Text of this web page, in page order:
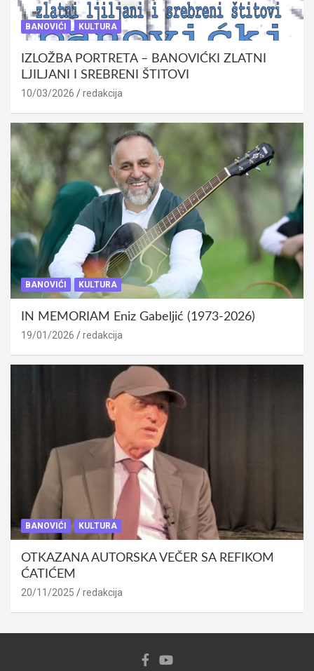
BANOVIĆI KULTURA
IZLOŽBA PORTRETA – BANOVIĆKI ZLATNI
LJILJANI I SREBRENI ŠTITOVI
10/03/2026 redakcija
BANOVIĆI KULTURA
IN MEMORIAM Eniz Gabeljić (1973-2026)
19/01/2026 redakcija
BANOVIĆI KULTURA
OTKAZANA AUTORSKA VEČER SA REFIKOM
ĆATIĆEM
20/11/2025 redakcija